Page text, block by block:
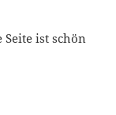
ist schön